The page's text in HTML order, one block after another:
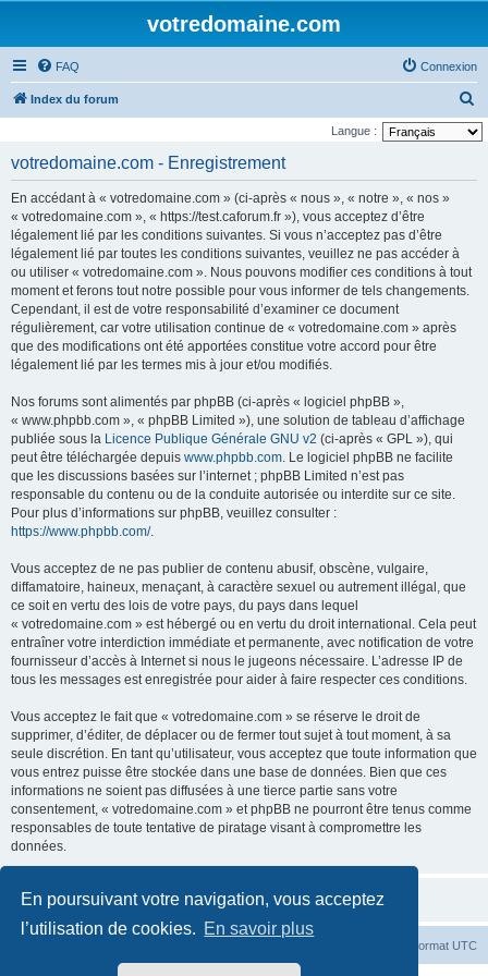
En poursuivant votre navigation, vous acceptez
l’utilisation de cookies. En savoir plus
votredomaine.com
FAQ Connexion
Index du forum
e
Langue :
votredomaine.com - Enregistrement
En accédant à « votredomaine.com » (ci-après « nous », « notre », « nos »
« votredomaine.com », « https://test.caforum.fr »), vous acceptez d’être
légalement lié par les conditions suivantes. Si vous n’acceptez pas d’être
légalement lié par toutes les conditions suivantes, veuillez ne pas accéder à
ou utiliser « votredomaine.com ». Nous pouvons modifier ces conditions à tout
moment et ferons tout notre possible pour vous informer de tels changements.
Cependant, il est de votre responsabilité d’examiner ce document
régulièrement, car votre utilisation continue de « votredomaine.com » après
que des modifications ont été apportées constitue votre accord pour être
légalement lié par les termes mis à jour et/ou modifiés.
Nos forums sont alimentés par phpBB (ci-après « logiciel phpBB »,
« www.phpbb.com », « phpBB Limited »), une solution de tableau d’affichage
publiée sous la Licence Publique Générale GNU v2 (ci-après « GPL »), qui
peut être téléchargée depuis www.phpbb.com. Le logiciel phpBB ne facilite
que les discussions basées sur l’internet ; phpBB Limited n’est pas
responsable du contenu ou de la conduite autorisée ou interdite sur ce site.
Pour plus d’informations sur phpBB, veuillez consulter :
https://www.phpbb.com/.
Vous acceptez de ne pas publier de contenu abusif, obscène, vulgaire,
diffamatoire, haineux, menaçant, à caractère sexuel ou autrement illégal, que
ce soit en vertu des lois de votre pays, du pays dans lequel
« votredomaine.com » est hébergé ou en vertu du droit international. Cela peut
entraîner votre interdiction immédiate et permanente, avec notification de votre
fournisseur d’accès à Internet si nous le jugeons nécessaire. L’adresse IP de
tous les messages est enregistrée pour aider à faire respecter ces conditions.
Vous acceptez le fait que « votredomaine.com » se réserve le droit de
supprimer, d’éditer, de déplacer ou de fermer tout sujet à tout moment, à sa
seule discrétion. En tant qu’utilisateur, vous acceptez que toute information que
vous entrez puisse être stockée dans une base de données. Bien que ces
informations ne soient pas diffusées à une tierce partie sans votre
consentement, « votredomaine.com » et phpBB ne pourront être tenus comme
responsables de toute tentative de piratage visant à compromettre les
données.
Heures au format UTC